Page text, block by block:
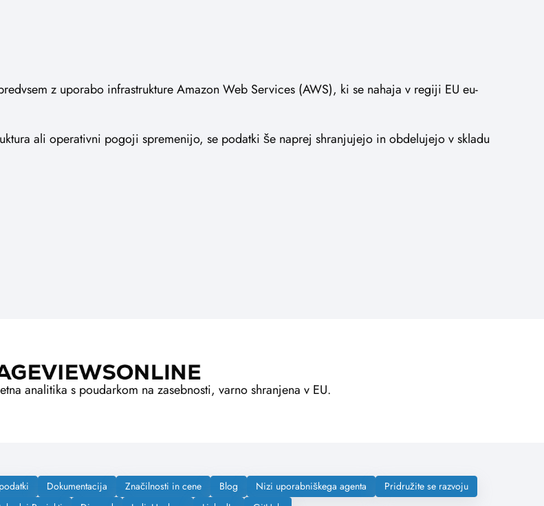
z uporabo infrastrukture Amazon Web Services (AWS), ki se nahaja v regiji EU eu-
ali operativni pogoji spremenijo, se podatki še naprej shranjujejo in obdelujejo v skladu
analitika s poudarkom na zasebnosti, varno shranjena v EU.
Dokumentacija Značilnosti in cene Blog Nizi uporabniškega agenta
Pridružite se razvoju